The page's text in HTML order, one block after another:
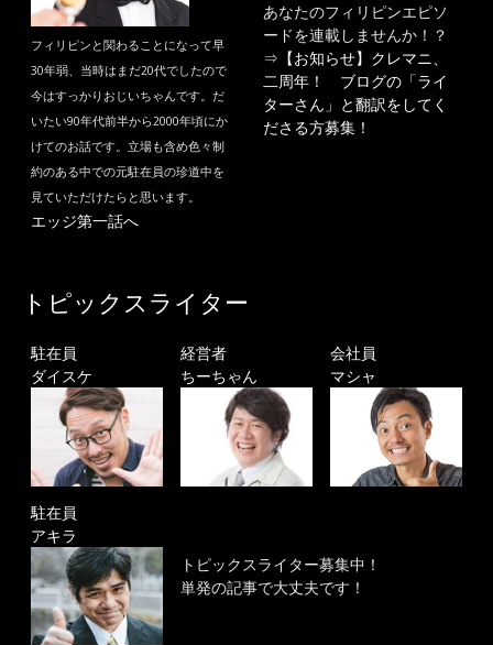
フィリピンと関わることになって早
30年弱、当時はまだ20代でしたので
今はすっかりおじいちゃんです。だ
いたい90年代前半から2000年頃にか
けてのお話です。立場も含め色々制
約のある中での元駐在員の珍道中を
見ていただけたらと思います。
エッジ第一話へ
あなたのフィリピンエピソ
ードを連載しませんか！？
⇒ 【お知らせ】クレマニ、
二周年！ ブログの「ライ
ターさん」と翻訳をしてく
ださる方募集！
トピックスライター
駐在員
ダイスケ
経営者
ちーちゃん
会社員
マシャ
駐在員
アキラ
トピックスライター募集中！
単発の記事で大丈夫です！